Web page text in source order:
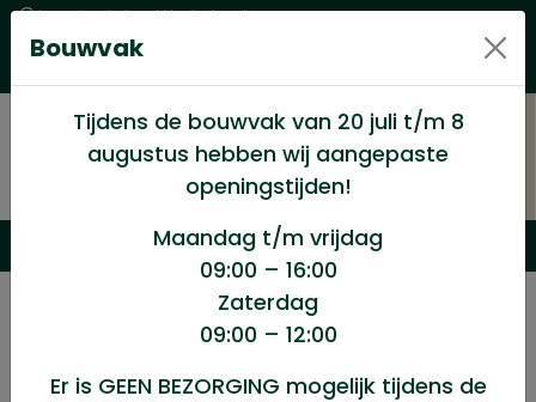
Levering in heel Nederland
Goede kwaliteitsproducten met een eerlijke prijs
Plaat materialen
Toiletplaat 18mm spaanplaat 125×124,3cm
vochtwerend
Bouwvak
Tijdens de bouwvak van 20 juli t/m 8
augustus hebben wij aangepaste
openingstijden!
Maandag t/m vrijdag
09:00 – 16:00
Zaterdag
09:00 – 12:00
Er is GEEN BEZORGING mogelijk tijdens de